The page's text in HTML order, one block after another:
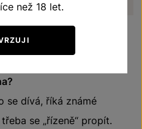
se dívá, říká známé
se „řízeně“ propít.
než 18 let.